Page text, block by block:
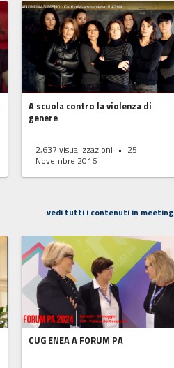
A scuola contro la violenza di
genere
2,637 visualizzazioni
25
Novembre 2016
vedi tutti i contenuti in meeting
CUG ENEA A FORUM PA